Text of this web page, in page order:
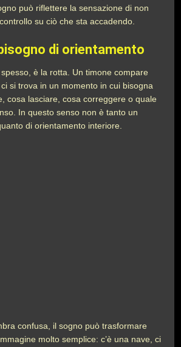
può riflettere la sensazione di non
su ciò che sta accadendo.
di orientamento
è la rotta. Un timone compare
si trova in un momento in cui bisogna
cosa lasciare, cosa correggere o quale
In questo senso non è tanto un
di orientamento interiore.
confusa, il sogno può trasformare
molto semplice: c’è una nave, ci